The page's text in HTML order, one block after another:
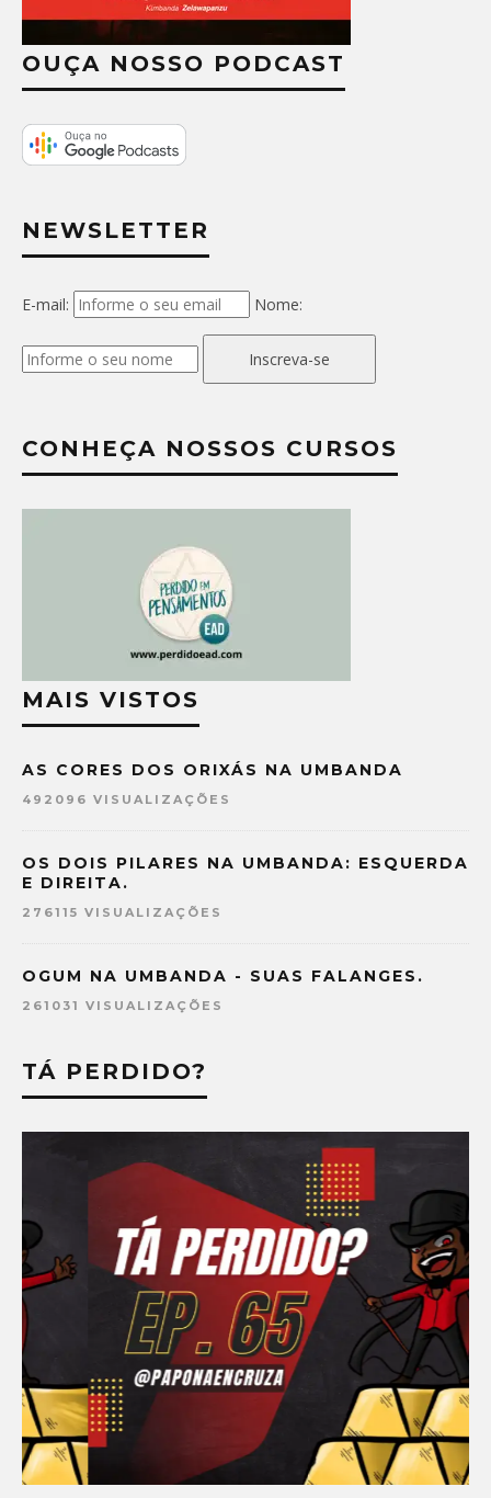
OUÇA NOSSO PODCAST
NEWSLETTER
E-mail: Nome:
Inscreva-se
CONHEÇA NOSSOS CURSOS
MAIS VISTOS
AS CORES DOS ORIXÁS NA UMBANDA
492096 VISUALIZAÇÕES
OS DOIS PILARES NA UMBANDA: ESQUERDA
E DIREITA.
276115 VISUALIZAÇÕES
OGUM NA UMBANDA - SUAS FALANGES.
261031 VISUALIZAÇÕES
TÁ PERDIDO?